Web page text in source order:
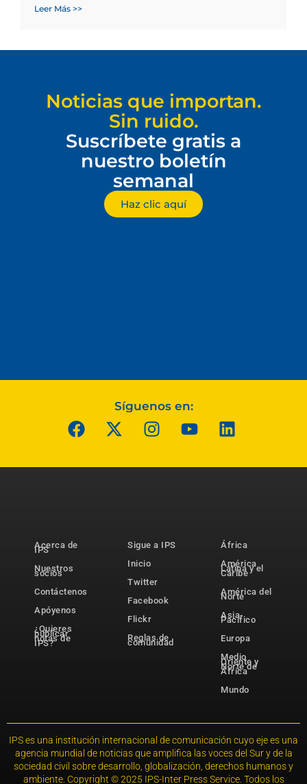
Leer Más >>
Noticias que importan.
Sin ruido.
Suscríbete gratis a
nuestro boletín
semanal
Haz clic aquí
Síguenos en:
Acerca de
IPS
Nuestros
socios
Contáctenos
Apóyenos
¿Quieres
publicar
notas de
IPS?
Sigue a IPS
Inicio
Twitter
Facebook
Flickr
Reglas de
comunidad
África
América
Latina y el
Caribe
América del
Norte
Asia-
Pacífico
Europa
Medio
Oriente y
Norte de
África
Mundo
IPS es una institución internacional de comunicación cuyo eje es una
agencia mundial de noticias que amplifica las voces del Sur y de la
sociedad civil sobre desarrollo, globalización, derechos humanos y
ambiente. Copyright © 2025 IPS-Inter Press Service. Todos los